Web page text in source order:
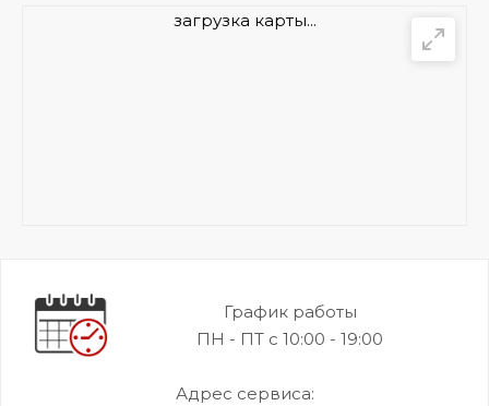
загрузка карты...
График работы
ПН - ПТ с 10:00 - 19:00
Адрес сервиса: